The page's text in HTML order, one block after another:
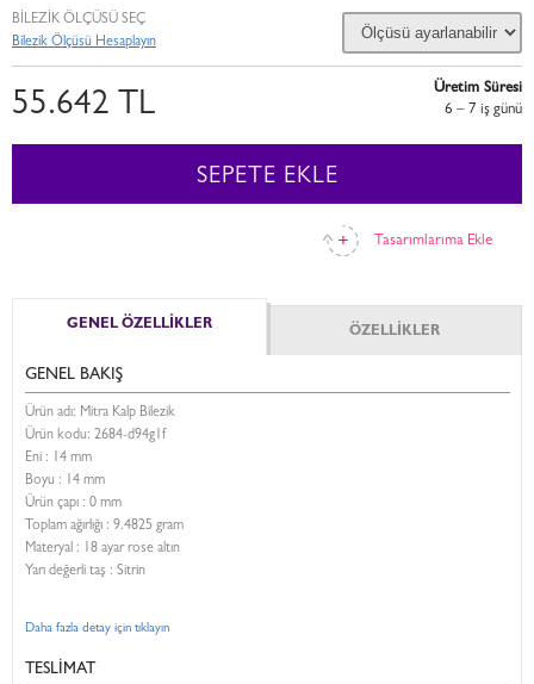
Tasarımlarıma Ekle
BİLEZİK ÖLÇÜSÜ SEÇ
Bilezik Ölçüsü Hesaplayın
55.642 TL
Üretim Süresi
6 – 7 i̇ş günü
SEPETE EKLE
GENEL ÖZELLİKLER ÖZELLİKLER
GENEL BAKIŞ
Ürün adı: Mitra Kalp Bilezik
Ürün kodu: 2684-d94g1f
Eni : 14 mm
Boyu : 14 mm
Ürün çapı : 0 mm
Toplam ağırlığı : 9.4825 gram
Materyal : 18 ayar rose altın
Yarı değerli taş : Sitrin
Daha fazla detay için tıklayın
TESLİMAT